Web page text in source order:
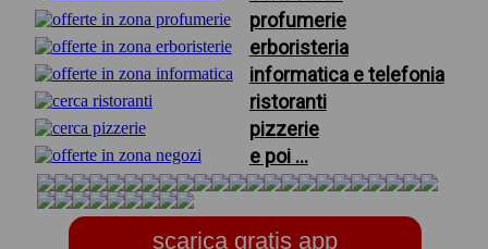
profumerie
erboristeria
informatica e telefonia
ristoranti
pizzerie
e poi ...
scarica gratis app